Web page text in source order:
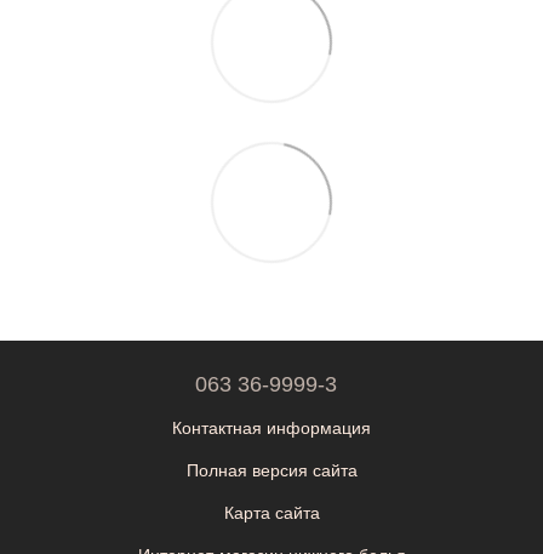
063 36-9999-3
Контактная информация
Полная версия сайта
Карта сайта